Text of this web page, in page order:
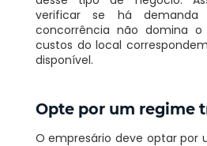
verificar se há
concorrência não domina
custos do local correspondem
disponível.
Opte por um regime
O empresário deve optar por